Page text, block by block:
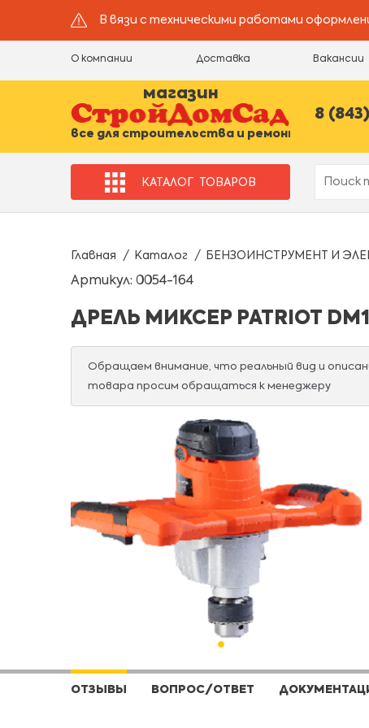
В вязи с техническими работами
О компании Доставка Вакансии
магазин
все для строительства и ремонта
8
КАТАЛОГ ТОВАРОВ
Главная Каталог БЕНЗОИНСТРУМЕНТ И
Артикул: 0054-164
ДРЕЛЬ МИКСЕР PATRIOT
Обращаем внимание, что реальный вид и
товара просим обращаться к менеджеру
ОТЗЫВЫ ВОПРОС/ОТВЕТ